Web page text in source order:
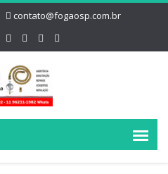
contato@fogaosp.com.br